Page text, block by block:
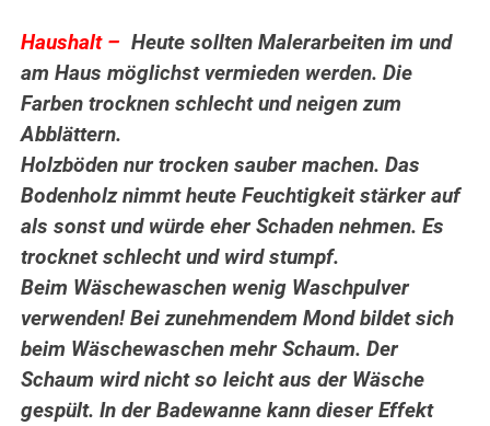
Haushalt –Heute sollten Malerarbeiten im und
am Haus möglichst vermieden werden. Die
Farben trocknen schlecht und neigen zum
Abblättern.
Holzböden nur trocken sauber machen. Das
Bodenholz nimmt heute Feuchtigkeit stärker auf
als sonst und würde eher Schaden nehmen. Es
trocknet schlecht und wird stumpf.
Beim Wäschewaschen wenig Waschpulver
verwenden! Bei zunehmendem Mond bildet sich
beim Wäschewaschen mehr Schaum. Der
Schaum wird nicht so leicht aus der Wäsche
gespült. In der Badewanne kann dieser Effekt